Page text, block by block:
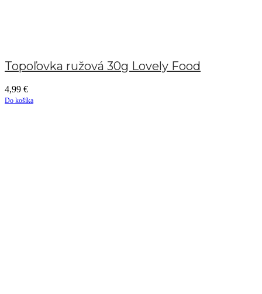
Topoľovka ružová 30g Lovely Food
4,99 €
Do košíka